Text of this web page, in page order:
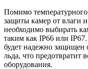
Помимо
защиты камер от влаги
необходимо выбирать
таким как IP66 или
будет надежно защищен
льда, что предотвратит
оборудования.